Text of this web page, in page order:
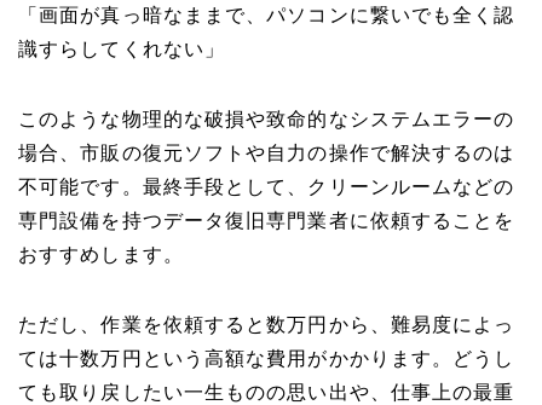
「画面が真っ暗なままで、パソコンに繋いでも全く認
識すらしてくれない」
このような物理的な破損や致命的なシステムエラーの
場合、市販の復元ソフトや自力の操作で解決するのは
不可能です。最終手段として、クリーンルームなどの
専門設備を持つデータ復旧専門業者に依頼することを
おすすめします。
ただし、作業を依頼すると数万円から、難易度によっ
ては十数万円という高額な費用がかかります。どうし
ても取り戻したい一生ものの思い出や、仕事上の最重